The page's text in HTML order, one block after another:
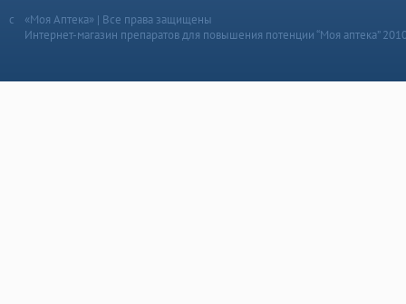
«Моя Аптека» | Все права защищены
Интернет-магазин препаратов для повышения потенции “Моя аптека”